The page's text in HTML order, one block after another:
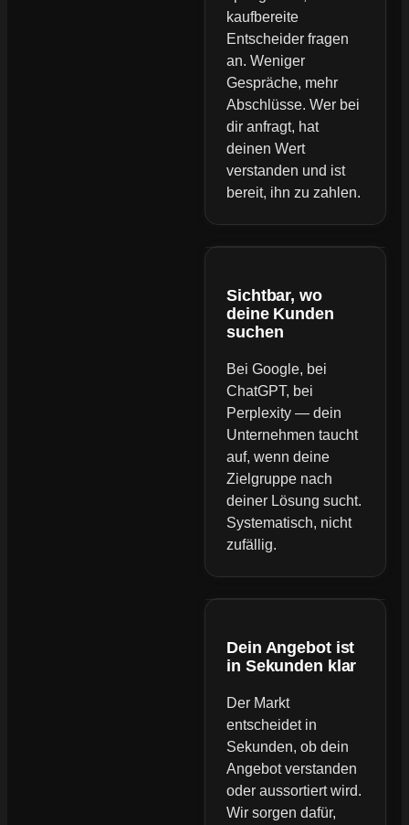
kaufbereite
Entscheider fragen
an. Weniger
Gespräche, mehr
Abschlüsse. Wer bei
dir anfragt, hat
deinen Wert
verstanden und ist
bereit, ihn zu zahlen.
Sichtbar, wo
deine Kunden
suchen
Bei Google, bei
ChatGPT, bei
Perplexity — dein
Unternehmen taucht
auf, wenn deine
Zielgruppe nach
deiner Lösung sucht.
Systematisch, nicht
zufällig.
Dein Angebot ist
in Sekunden klar
Der Markt
entscheidet in
Sekunden, ob dein
Angebot verstanden
oder aussortiert wird.
Wir sorgen dafür,